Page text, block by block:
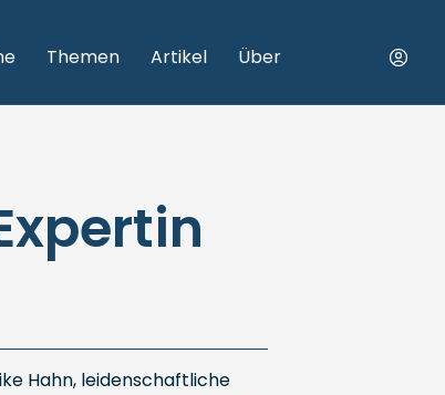
Themen Artikel Über
Hahn, leidenschaftliche